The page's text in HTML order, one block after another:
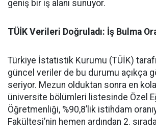
geniş bir iş alanı sunuyor.
​TÜİK Verileri Doğruladı: İş Bulma
​Türkiye İstatistik Kurumu (TÜİK)
güncel veriler de bu durumu açıkça
seriyor. Mezun olduktan sonra en
üniversite bölümleri listesinde Özel
Öğretmenliği, %90,8’lik istihdam
Fakültesi’nin hemen ardından 2.